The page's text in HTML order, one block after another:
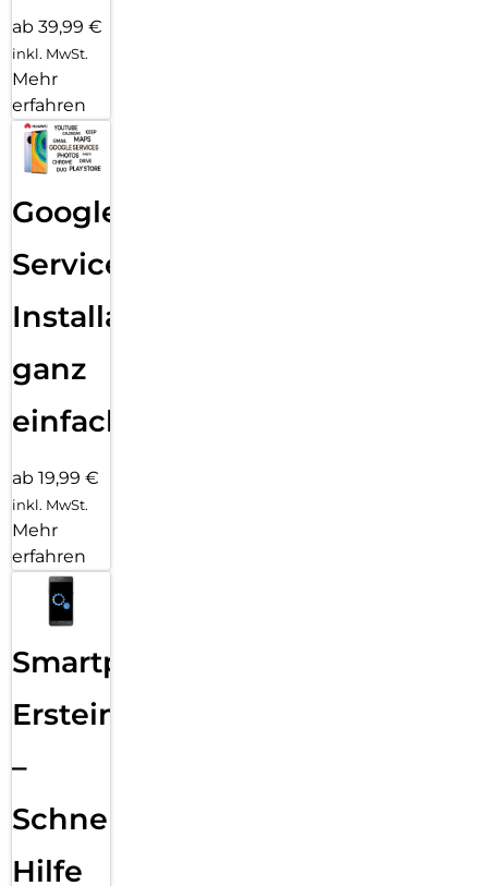
ab 39,99 €
inkl. MwSt.
Mehr
erfahren
Google
Services
Installation
ganz
einfach
ab 19,99 €
inkl. MwSt.
Mehr
erfahren
Smartphone
Ersteinrichtung
–
Schnelle
Hilfe